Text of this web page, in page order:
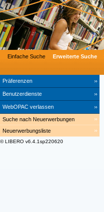
Präferenzen
Benutzerdienste
WebOPAC verlassen
Einfache Suche Erweiterte Suche
Suche nach Neuerwerbungen
Neuerwerbungsliste
© LIBERO v6.4.1sp220620